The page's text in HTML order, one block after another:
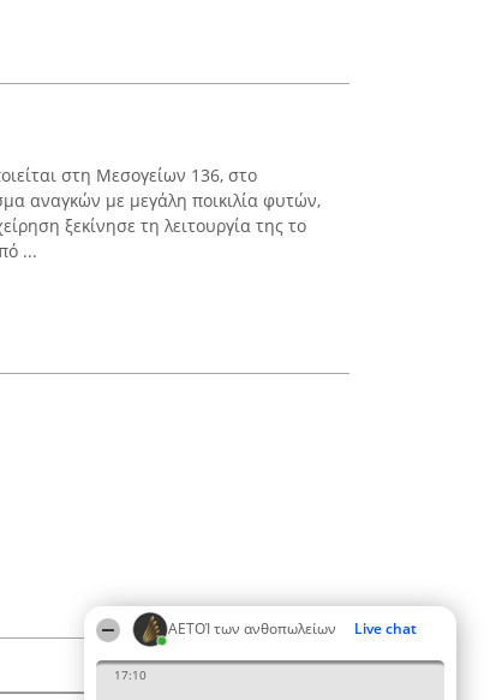
ΑΕΤΟΊ των ανθοπωλείων Live chat
17:10
στη Μεσογείων 136, στο
αναγκών με μεγάλη ποικιλία φυτών,
ξεκίνησε τη λειτουργία της το
...